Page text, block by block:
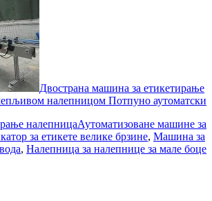
Двострана машина за етикетирање
налепницом Потпуно аутоматски
налепницаАутоматизоване машине за
за етикете велике брзине, Машина за
, Налепница за налепнице за мале боце